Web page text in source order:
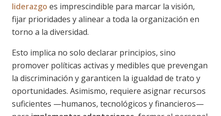
liderazgo es imprescindible para marcar la visión,
fijar prioridades y alinear a toda la organización en
torno a la diversidad.
Esto implica no solo declarar principios, sino
promover políticas activas y medibles que prevengan
la discriminación y garanticen la igualdad de trato y
oportunidades. Asimismo, requiere asignar recursos
suficientes —humanos, tecnológicos y financieros—